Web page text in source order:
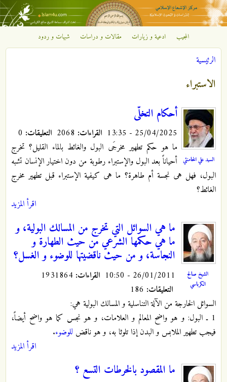
تجاوز إلى المحتوى الرئيسي
مركز
الإشعاع
الإسلامي
المجيب ادعية و زيارات مقالات و دراسات شبهات و ردود
أنت هنا
الرئيسية
الاستبراء
السيد علي الخامنئي
أحکام التخلّی
25/04/2025 - 13:35 القراءات: التعليقات:
ما هو حکم تطهیر مخرجَی البول والغائط بالماء القلیل؟ تخرج
أحیاناً بعد البول والإستبراء رطوبة من دون اختیار الإنسان تشبه
البول، فهل هی نجسة أم طاهرة؟ ما هی کیفیة الإستبراء قبل تطهیر مخرج
الغائط؟
اقرأ المزيد
الشيخ صالح
الكرباسي
ما هي السوائل التي تخرج من المسالك البولية، و
ما هي حكمها الشرعي من حيث الطهارة و
النجاسة، و من حيث ناقضيتها للوضوء و الغسل؟
26/01/2011 - 10:50 القراءات: 1931864
التعليقات:
السوائل الخارجة من الآلة التناسلية و المسالك البولية هي:
1 ـ البول: و هو واضح المعالم و العلامات، و هو نجس كما هو واضح أيضاً،
فيجب تطهير الملابس و البدن إذا تلوثا به، و هو ناقض للوضوء.
اقرأ المزيد
ما المقصود بالخرطات التسع ؟